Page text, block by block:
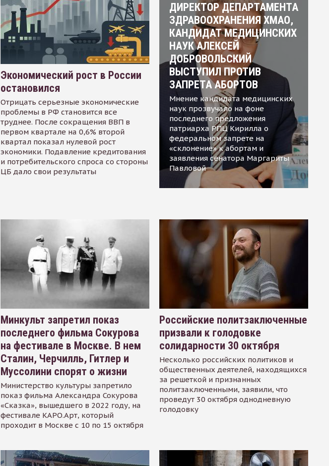
Экономический рост в России
остановился
Отрицать серьезные экономические
проблемы в РФ становится все
труднее. После сокращения ВВП в
первом квартале на 0,6% второй
квартал показал нулевой рост
экономики. Подавление кредитования
и потребительского спроса со стороны
ЦБ дало свои результаты
ДИРЕКТОР ДЕПАРТАМЕНТА
ЗДРАВООХРАНЕНИЯ ХМАО,
КАНДИДАТ МЕДИЦИНСКИХ
НАУК АЛЕКСЕЙ
ДОБРОВОЛЬСКИЙ
ВЫСТУПИЛ ПРОТИВ
ЗАПРЕТА АБОРТОВ
Мнение кандидата медицинских
наук прозвучало на фоне
последнего предложения
патриарха РПЦ Кирилла о
федеральном запрете на
«склонение» к абортам и
заявления сенатора Маргариты
Павловой
Минкульт запретил показ
последнего фильма Сокурова
на фестивале в Москве. В нем
Сталин, Черчилль, Гитлер и
Муссолини спорят о жизни
Министерство культуры запретило
показ фильма Александра Сокурова
«Сказка», вышедшего в 2022 году, на
фестивале КАРО.Арт, который
проходит в Москве с 10 по 15 октября
Российские политзаключенные
призвали к голодовке
солидарности 30 октября
Несколько российских политиков и
общественных деятелей, находящихся
за решеткой и признанных
политзаключенными, заявили, что
проведут 30 октября однодневную
голодовку